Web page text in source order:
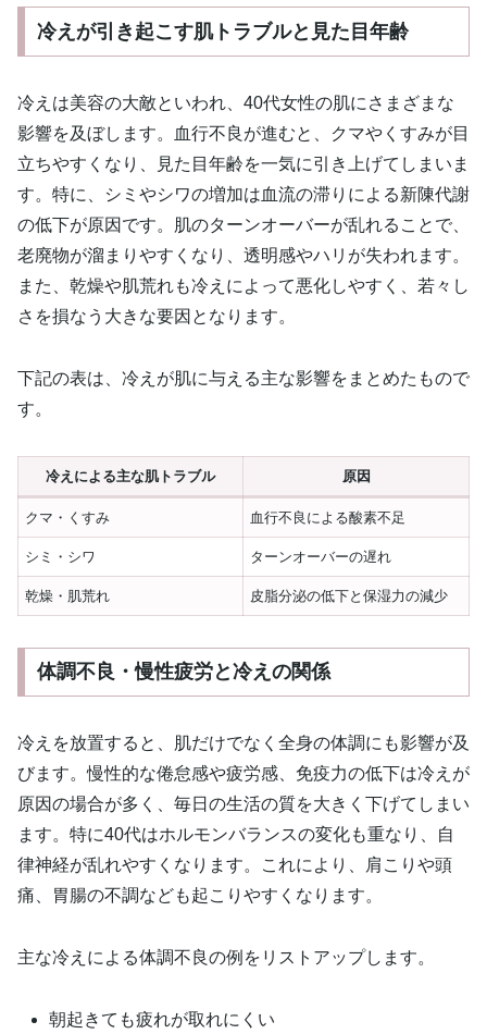
冷えが引き起こす肌トラブルと見た目年齢
冷えは美容の大敵といわれ、40代女性の肌にさまざまな
影響を及ぼします。血行不良が進むと、クマやくすみが目
立ちやすくなり、見た目年齢を一気に引き上げてしまいま
す。特に、シミやシワの増加は血流の滞りによる新陳代謝
の低下が原因です。肌のターンオーバーが乱れることで、
老廃物が溜まりやすくなり、透明感やハリが失われます。
また、乾燥や肌荒れも冷えによって悪化しやすく、若々し
さを損なう大きな要因となります。
下記の表は、冷えが肌に与える主な影響をまとめたもので
す。
冷えによる主な肌トラブル 原因
クマ・くすみ 血行不良による酸素不足
シミ・シワ ターンオーバーの遅れ
乾燥・肌荒れ 皮脂分泌の低下と保湿力の減少
体調不良・慢性疲労と冷えの関係
冷えを放置すると、肌だけでなく全身の体調にも影響が及
びます。慢性的な倦怠感や疲労感、免疫力の低下は冷えが
原因の場合が多く、毎日の生活の質を大きく下げてしまい
ます。特に40代はホルモンバランスの変化も重なり、自
律神経が乱れやすくなります。これにより、肩こりや頭
痛、胃腸の不調なども起こりやすくなります。
主な冷えによる体調不良の例をリストアップします。
朝起きても疲れが取れにくい